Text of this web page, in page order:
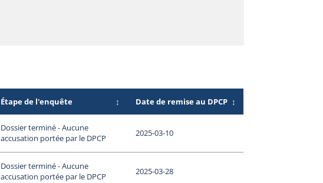
Étape de l'enquête ↕ Date de remise au DPCP ↕
Dossier terminé - Aucune
accusation portée par le DPCP
2025-03-10
Dossier terminé - Aucune
accusation portée par le DPCP
2025-03-28